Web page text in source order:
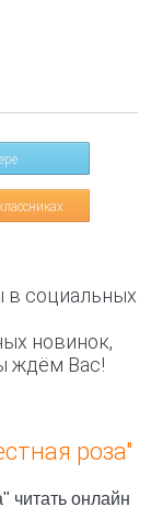
в социальных
новинок,
ждём Вас!
роза"
читать онлайн